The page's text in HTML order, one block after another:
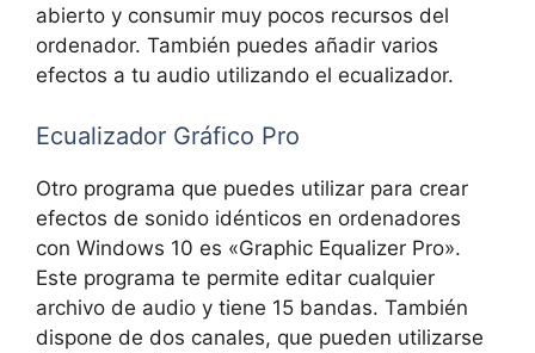
abierto y consumir muy pocos recursos del
ordenador. También puedes añadir varios
efectos a tu audio utilizando el ecualizador.
Ecualizador Gráfico Pro
Otro programa que puedes utilizar para crear
efectos de sonido idénticos en ordenadores
con Windows 10 es «Graphic Equalizer Pro».
Este programa te permite editar cualquier
archivo de audio y tiene 15 bandas. También
dispone de dos canales, que pueden utilizarse